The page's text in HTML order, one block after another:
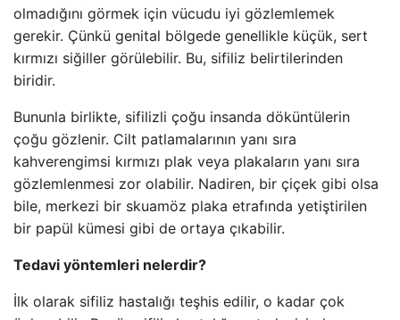
olmadığını görmek için vücudu iyi gözlemlemek
gerekir. Çünkü genital bölgede genellikle küçük, sert
kırmızı siğiller görülebilir. Bu, sifiliz belirtilerinden
biridir.
Bununla birlikte, sifilizli çoğu insanda döküntülerin
çoğu gözlenir. Cilt patlamalarının yanı sıra
kahverengimsi kırmızı plak veya plakaların yanı sıra
gözlemlenmesi zor olabilir. Nadiren, bir çiçek gibi olsa
bile, merkezi bir skuamöz plaka etrafında yetiştirilen
bir papül kümesi gibi de ortaya çıkabilir.
Tedavi yöntemleri nelerdir?
İlk olarak sifiliz hastalığı teşhis edilir, o kadar çok